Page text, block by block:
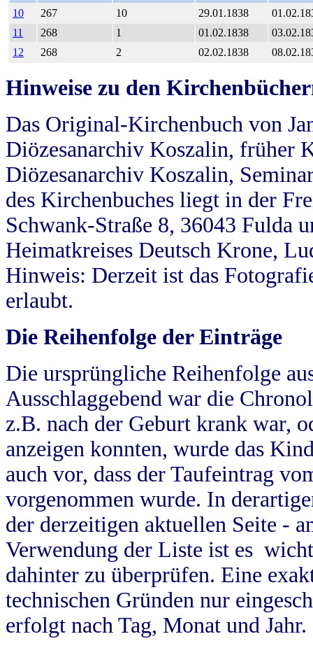
10
267 10 29.01.1838
11
268 1 01.02.1838
12
268 2 02.02.1838
Hinweise zu den
Das Original-Kirchenbuch von
Diözesanarchiv Koszalin, früher
Diözesanarchiv Koszalin,
des Kirchenbuches liegt in der
Schwank-Straße 8, 36043 Fulda
Heimatkreises Deutsch Krone,
Hinweis: Derzeit ist das
erlaubt.
Die Reihenfolge der Einträge
Die ursprüngliche Reihenfolge
Ausschlaggebend war die
z.B. nach der Geburt krank war,
anzeigen konnten, wurde das
auch vor, dass der Taufeintrag
vorgenommen wurde. In
der derzeitigen aktuellen Seite -
Verwendung der Liste ist es
dahinter zu überprüfen. Eine
technischen Gründen nur
erfolgt nach Tag, Monat und Jahr.